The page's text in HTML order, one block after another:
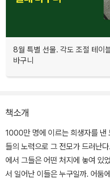
8월 특별 선물. 각도 조절 테이
바구니
책소개
1000만 명에 이르는 희생자를 낸
들의 노력으로 그 전모가 드러난
에서 그들은 어떤 처지에 놓여 있
서 일어난 이들은 누구일까. 어둠